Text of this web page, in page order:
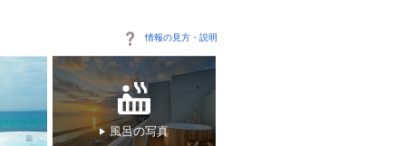
情報の見方・説明
風呂の写真